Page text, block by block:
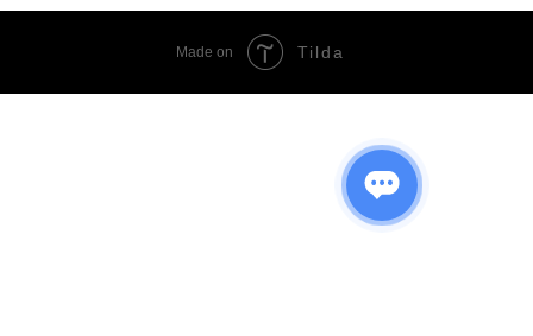
Made on Tilda